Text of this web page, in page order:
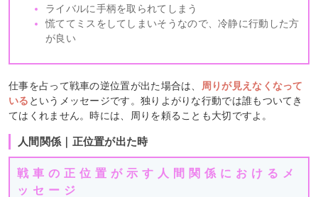
ライバルに手柄を取られてしまう
慌ててミスをしてしまいそうなので、冷静に行動した方
が良い
仕事を占って戦車の逆位置が出た場合は、
周りが見えなくなって
いる というメッセージです。独りよがりな行動では誰もついてき
てはくれません。時には、周りを頼ることも大切ですよ。
人間関係｜正位置が出た時
戦車の正位置が示す人間関係におけるメ
ッセージ